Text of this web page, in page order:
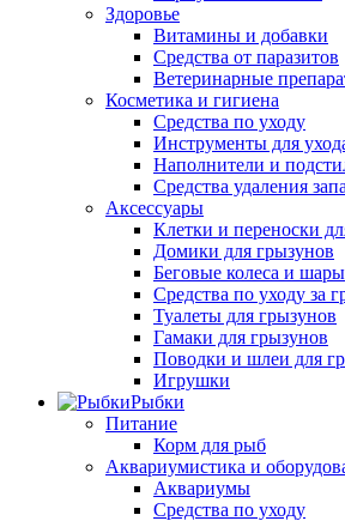
Здоровье
Витамины и добавки
Средства от паразитов
Ветеринарные
Косметика и гигиена
Средства по уходу
Инструменты для
Наполнители и
Средства удаления
Аксессуары
Клетки и переноски
Домики для грызунов
Беговые колеса и шары
Средства по уходу за
Туалеты для грызунов
Гамаки для грызунов
Поводки и шлеи для
Игрушки
Рыбки
Питание
Корм для рыб
Аквариумистика и
Аквариумы
Средства по уходу